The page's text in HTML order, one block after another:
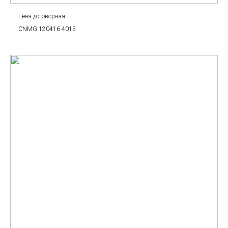
Цена договорная
CNMG 120416 4015